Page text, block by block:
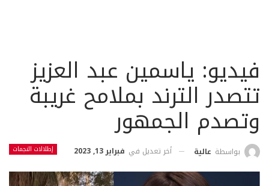
فيديو: ياسمين عبد العزيز
تتصدر الترند بملامح غريبة
وتصدم الجمهور
إطلالات النجمات بواسطة عالية أخر تعديل في فبراير 13, 2023